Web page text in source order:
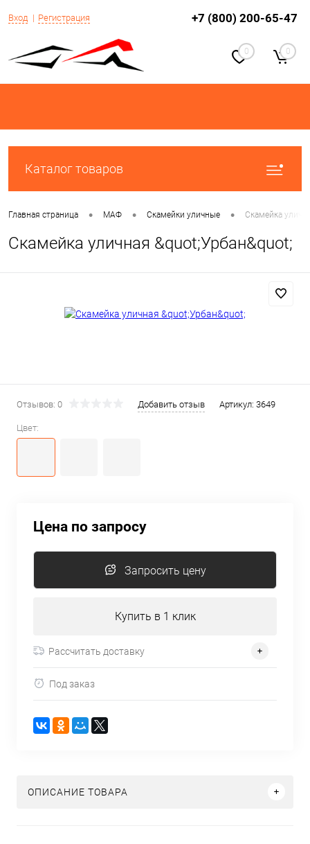
Вход Регистрация +7 (800) 200-65-47
0 0
Каталог товаров
Главная страница • МАФ • Скамейки уличные • Скамейка
Скамейка уличная &quot;Урбан&quot;
Отзывов: 0 Добавить отзыв Артикул: 3649
Цвет:
Цена по запросу
Запросить цену
Купить в 1 клик
Рассчитать доставку
Под заказ
ОПИСАНИЕ ТОВАРА